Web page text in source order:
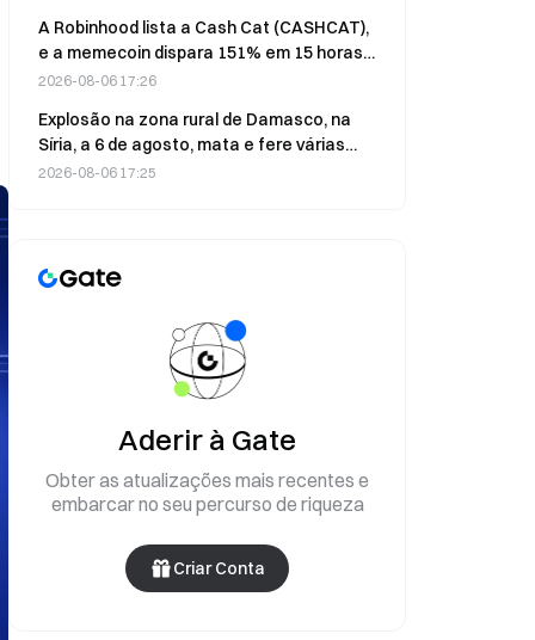
A Robinhood lista a Cash Cat (CASHCAT),
e a memecoin dispara 151% em 15 horas,
a 6 de agosto
2026-08-06 17:26
Explosão na zona rural de Damasco, na
Síria, a 6 de agosto, mata e fere várias
pessoas
2026-08-06 17:25
Aderir à Gate
Obter as atualizações mais recentes e
embarcar no seu percurso de riqueza
Criar Conta